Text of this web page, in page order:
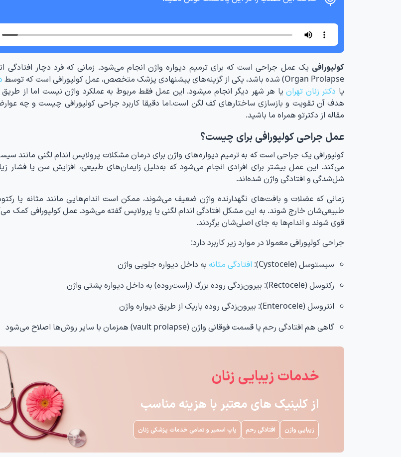
کولپورافی
Organ Prolapse) شده باشد، یکی از گزینه‌های پیشنهادی پزشک متخصص، عمل کولپورافی است که توسط
یا دکتر زنان تهرانیا هر شهر دیگر انجام میشود. این عمل فقط مربوط به عملکرد واژن نیست اما از
هدف آن تقویت و بازسازی ساختارهای کف لگن است.اما دقیقا کاربرد جراحی کولپورافی چیست و چه
مقاله از دکترتو همراه ما باشید.
عمل جراحی کولپورافی برای چیست؟
کولپورافی یک جراحی است که به ترمیم دیواره‌های واژن برای درمان مشکلات پرولاپس اندام لگنی مانند
می‌کند. این عمل بیشتر برای افرادی انجام می‌شود که به‌دلیل زایمان‌های طبیعی، افزایش سن یا فشار
شل‌شدگی و افتادگی واژن شده‌اند.
زمانی که عضلات و بافت‌های نگهدارنده واژن ضعیف می‌شوند، ممکن است اندام‌هایی مانند مثانه یا
طبیعی‌شان خارج شوند. به این مشکل افتادگی اندام لگنی یا پرولاپس گفته می‌شود. عمل کولپورافی کمک
قوی شوند و اندام‌ها به جای اصلی‌شان برگردند.
جراحی کولپورافی معمولا در موارد زیر کاربرد دارد:
سیستوسل (Cystocele):
افتادگی مثانه به داخل دیواره جلویی واژن
رکتوسل (Rectocele): بیرون‌زدگی روده بزرگ (راست‌روده) به داخل دیواره پشتی واژن
انتروسل (Enterocele): بیرون‌زدگی روده باریک از طریق دیواره واژن
گاهی هم افتادگی رحم یا قسمت فوقانی واژن (vault prolapse) همزمان با سایر روش‌ها اصلاح می‌شود
خدمات زیبایی زنان
از کلینیک های معتبر با هزینه مناسب
زیبایی واژن افتادگی رحم پاپ اسمیر و تمامی خدمات پزشکی زنان